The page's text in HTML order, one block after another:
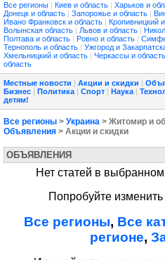
Все регионы | Киев и область | Харьков и
Донецк и область | Запорожье и область |
Ивано Франковск и область | Кропивницкий
Волынская область | Львов и область |
Полтава и область | Ровно и область |
Тернополь и область | Ужгород и
Хмельницкий и область | Черкассы и область
область
Местные новости | Акции и скидки |
Бизнес | Политика | Спорт | Наука |
детям!
Все регионы > Украина > Житомир и
Объявления > Акции и скидки
ОБЪЯВЛЕНИЯ
Нет статей в
Попробуйте
Все регионы, Все
регионе,